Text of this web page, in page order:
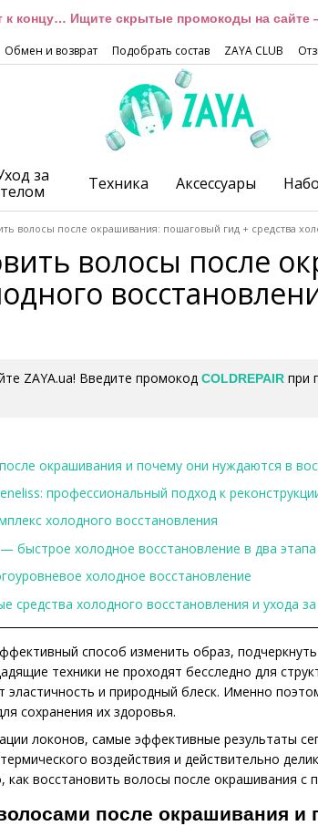
к концу… Ищите скрытые промокоды на сайте
Обмен и возврат Подобрать состав ZAYA CLUB
за
телом
Техника Аксессуары
волосы после окрашивания: пошаговый гид + средства
волосы после
ZAYA.ua! Введите промокод COLDREPAIR при
окрашивания и почему они нуждаются в
профессиональный подход к
холодного восстановления
быстрое холодное восстановление в два этапа
холодное восстановление
средства холодного восстановления и ухода
способ изменить образ,
техники не проходят бесследно для
и природный блеск. Именно
сохранения их здоровья.
локонов, самые эффективные результаты
воздействия и действительно
как восстановить волосы после окрашивания
после окрашивания